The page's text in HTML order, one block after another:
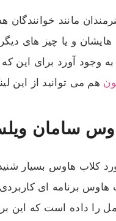
مانند
هایشان و یا چیز های
وجود آورد برای این که
هم می توانید از این
سامان
کلاب هاوس بسیار
هاوس برنامه ای
را داده است که این